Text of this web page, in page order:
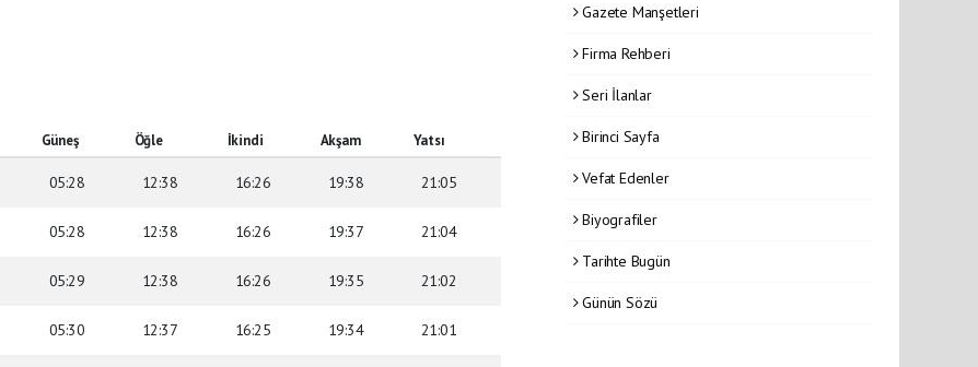
Güneş Öğle İkindi Akşam Yatsı
05:28 12:38 16:26 19:38 21:05
05:28 12:38 16:26 19:37 21:04
05:29 12:38 16:26 19:35 21:02
05:30 12:37 16:25 19:34 21:01
Gazete Manşetleri
Firma Rehberi
Seri İlanlar
Birinci Sayfa
Vefat Edenler
Biyografiler
Tarihte Bugün
Günün Sözü